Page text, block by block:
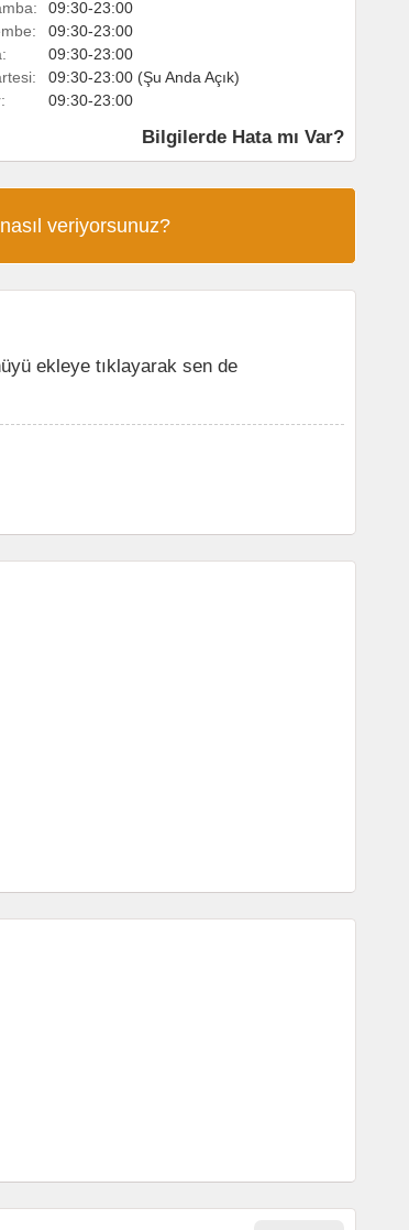
09:30-23:00
09:30-23:00
09:30-23:00
09:30-23:00 (Şu Anda Açık)
09:30-23:00
Bilgilerde Hata mı Var?
veriyorsunuz?
ekleye tıklayarak sen de